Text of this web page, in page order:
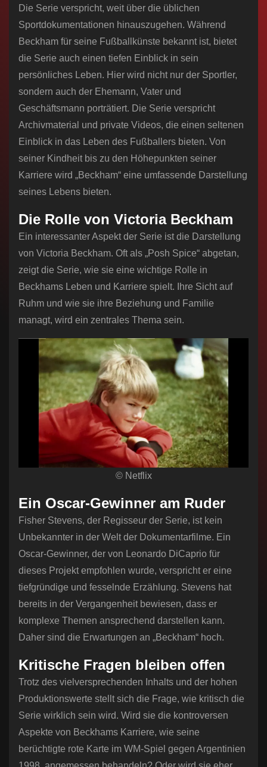
Die Serie verspricht, weit über die üblichen
Sportdokumentationen hinauszugehen. Während
Beckham für seine Fußballkünste bekannt ist, bietet
die Serie auch einen tiefen Einblick in sein
persönliches Leben. Hier wird nicht nur der Sportler,
sondern auch der Ehemann, Vater und
Geschäftsmann porträtiert. Die Serie verspricht
Archivmaterial und private Videos, die einen seltenen
Einblick in das Leben des Fußballers bieten. Von
seiner Kindheit bis zu den Höhepunkten seiner
Karriere wird „Beckham“ eine umfassende Darstellung
seines Lebens bieten.
Die Rolle von Victoria Beckham
Ein interessanter Aspekt der Serie ist die Darstellung
von Victoria Beckham. Oft als „Posh Spice“ abgetan,
zeigt die Serie, wie sie eine wichtige Rolle in
Beckhams Leben und Karriere spielt. Ihre Sicht auf
Ruhm und wie sie ihre Beziehung und Familie
managt, wird ein zentrales Thema sein.
© Netflix
Ein Oscar-Gewinner am Ruder
Fisher Stevens, der Regisseur der Serie, ist kein
Unbekannter in der Welt der Dokumentarfilme. Ein
Oscar-Gewinner, der von Leonardo DiCaprio für
dieses Projekt empfohlen wurde, verspricht er eine
tiefgründige und fesselnde Erzählung. Stevens hat
bereits in der Vergangenheit bewiesen, dass er
komplexe Themen ansprechend darstellen kann.
Daher sind die Erwartungen an „Beckham“ hoch.
Kritische Fragen bleiben offen
Trotz des vielversprechenden Inhalts und der hohen
Produktionswerte stellt sich die Frage, wie kritisch die
Serie wirklich sein wird. Wird sie die kontroversen
Aspekte von Beckhams Karriere, wie seine
berüchtigte rote Karte im WM-Spiel gegen Argentinien